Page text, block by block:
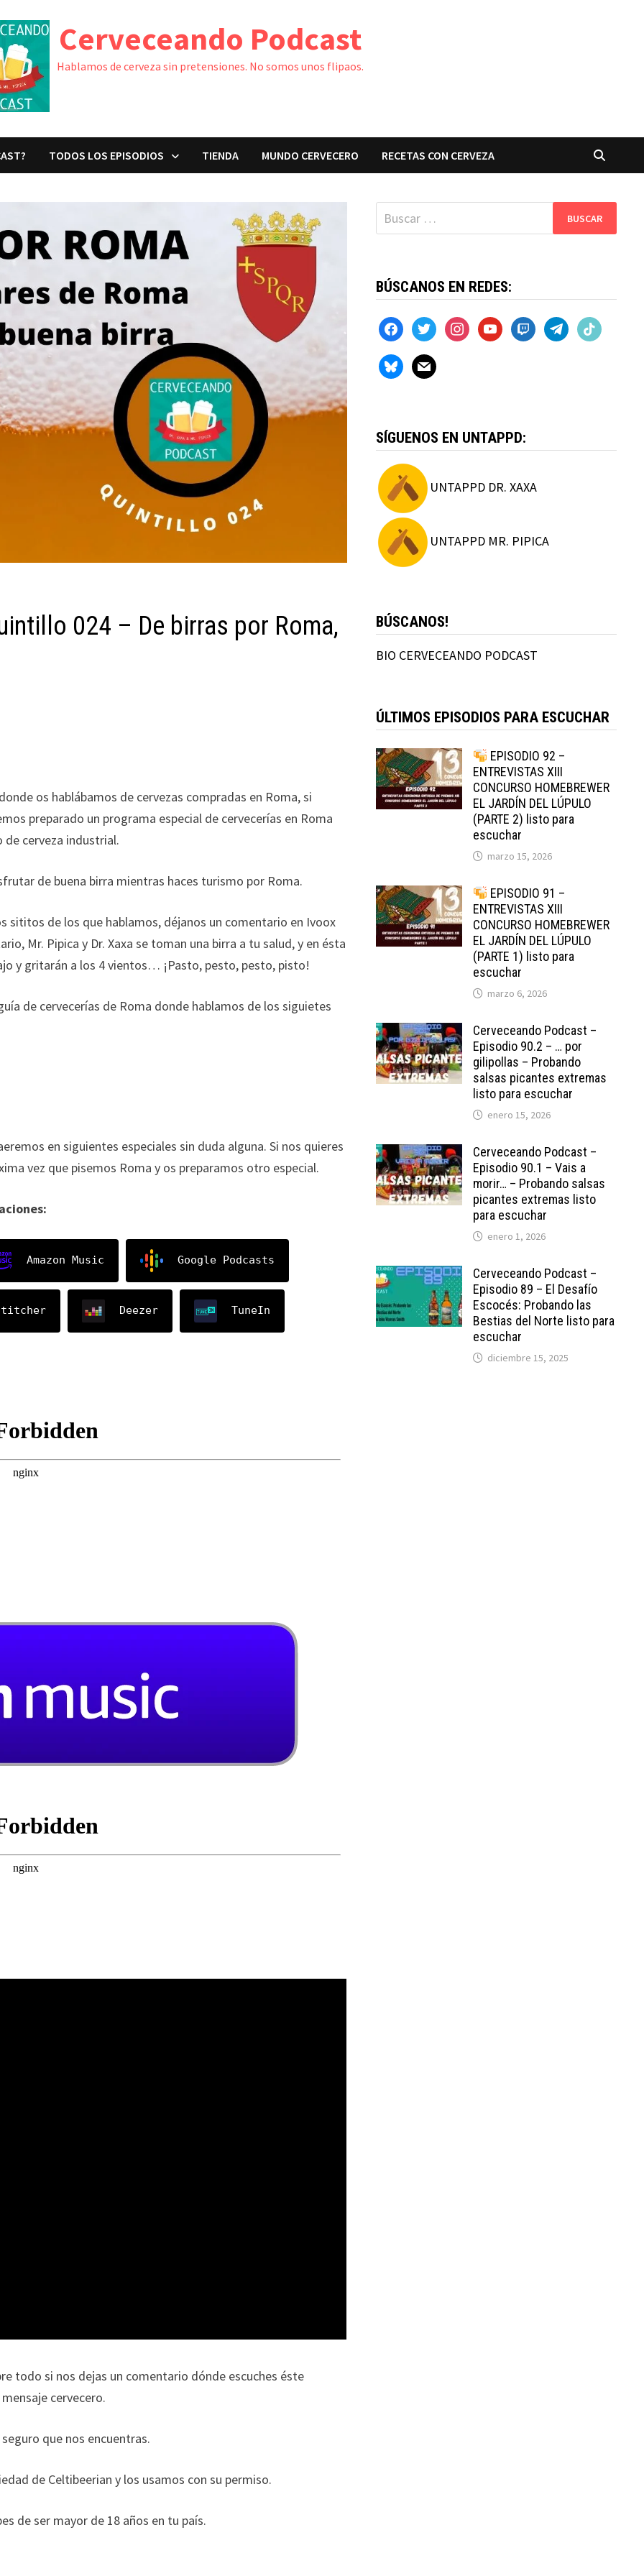
Cerveceando Podcast
Hablamos de cerveza sin pretensiones. No somos unos flipaos.
TODOS LOS EPISODIOS TIENDA MUNDO CERVECERO RECETAS CON CERVEZA
024 – De birras por Roma,
os hablábamos de cervezas compradas en Roma, si
preparado un programa especial de cervecerías en Roma
cerveza industrial.
de buena birra mientras haces turismo por Roma.
sititos de los que hablamos, déjanos un comentario en Ivoox
Mr. Pipica y Dr. Xaxa se toman una birra a tu salud, y en ésta
y gritarán a los 4 vientos… ¡Pasto, pesto, pesto, pisto!
de cervecerías de Roma donde hablamos de los siguietes
en siguientes especiales sin duda alguna. Si nos quieres
vez que pisemos Roma y os preparamos otro especial.
Amazon Music Google Podcasts
Deezer TuneIn
todo si nos dejas un comentario dónde escuches éste
cervecero.
que nos encuentras.
de Celtibeerian y los usamos con su permiso.
de ser mayor de 18 años en tu país.
Buscar:
BÚSCANOS EN REDES:
facebooktwitterinstagramyoutubetwitchtelegram
tiktok
blueskymail
SÍGUENOS EN UNTAPPD:
UNTAPPD DR. XAXA
UNTAPPD MR. PIPICA
BÚSCANOS!
BIO CERVECEANDO PODCAST
ÚLTIMOS EPISODIOS PARA ESCUCHAR
EPISODIO 92 –
ENTREVISTAS XIII
CONCURSO HOMEBREWER
EL JARDÍN DEL LÚPULO
(PARTE 2) listo para
escuchar
marzo 15, 2026
EPISODIO 91 –
ENTREVISTAS XIII
CONCURSO HOMEBREWER
EL JARDÍN DEL LÚPULO
(PARTE 1) listo para
escuchar
marzo 6, 2026
Cerveceando Podcast –
Episodio 90.2 – … por
gilipollas – Probando
salsas picantes extremas
listo para escuchar
enero 15, 2026
Cerveceando Podcast –
Episodio 90.1 – Vais a
morir… – Probando salsas
picantes extremas listo
para escuchar
enero 1, 2026
Cerveceando Podcast –
Episodio 89 – El Desafío
Escocés: Probando las
Bestias del Norte listo para
escuchar
diciembre 15, 2025